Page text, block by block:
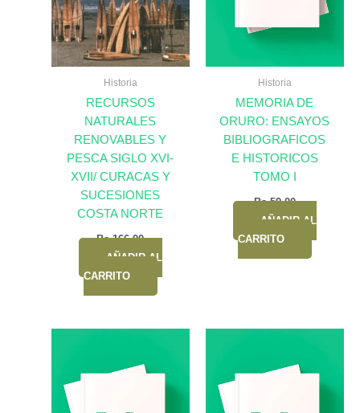
Historia
RECURSOS
NATURALES
RENOVABLES Y
PESCA SIGLO XVI-
XVII/ CURACAS Y
SUCESIONES
COSTA NORTE
Bs.166,00
AÑADIR AL
CARRITO
Historia
MEMORIA DE
ORURO: ENSAYOS
BIBLIOGRAFICOS
E HISTORICOS
TOMO I
Bs.59,00
AÑADIR AL
CARRITO